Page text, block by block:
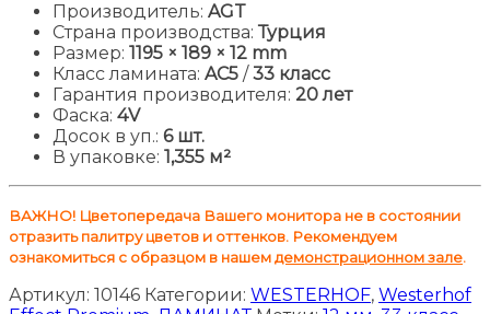
Производитель: AGT
Страна производства: Турция
Размер: 1195 × 189 × 12 mm
Класс ламината: AC5 / 33 класс
Гарантия производителя: 20 лет
Фаска: 4V
Досок в уп.: 6 шт.
В упаковке: 1,355 м²
ВАЖНО! Цветопередача Вашего монитора не в состоянии
отразить палитру цветов и оттенков. Рекомендуем
ознакомиться с образцом в нашемдемонстрационном зале.
Артикул: 10146 Категории: WESTERHOF, Westerhof